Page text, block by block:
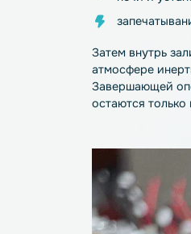
анодный
резки и
более
Сборка